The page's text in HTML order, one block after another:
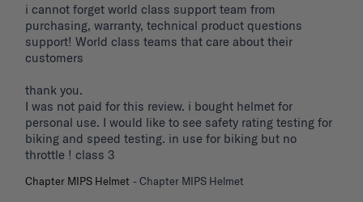
i cannot forget world class support team from
purchasing, warranty, technical product questions
support! World class teams that care about their
customers
thank you.
I was not paid for this review. i bought helmet for
personal use. I would like to see safety rating testing for
biking and speed testing. in use for biking but no
throttle ! class 3
Chapter MIPS Helmet Chapter MIPS Helmet